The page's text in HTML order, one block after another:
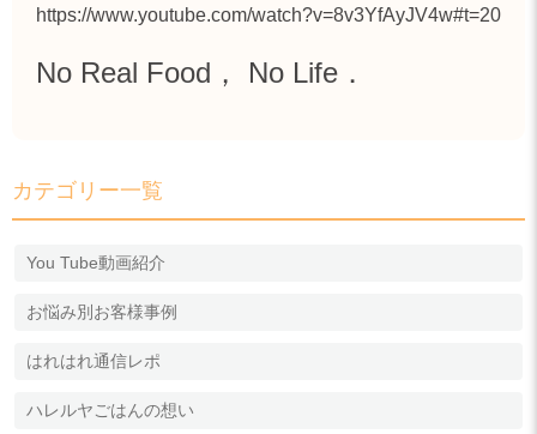
https://www.youtube.com/watch?v=8v3YfAyJV4w#t=20
No Real Food， No Life．
カテゴリー一覧
You Tube動画紹介
お悩み別お客様事例
はれはれ通信レポ
ハレルヤごはんの想い